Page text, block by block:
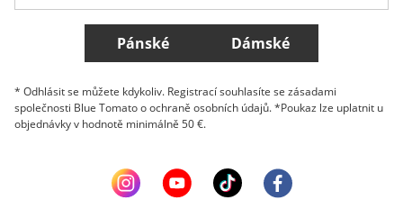
Všechny země
Pánské Dámské
* Odhlásit se můžete kdykoliv. Registrací souhlasíte se zásadami
společnosti Blue Tomato o ochraně osobních údajů. *Poukaz lze uplatnit u
objednávky v hodnotě minimálně 50 €.